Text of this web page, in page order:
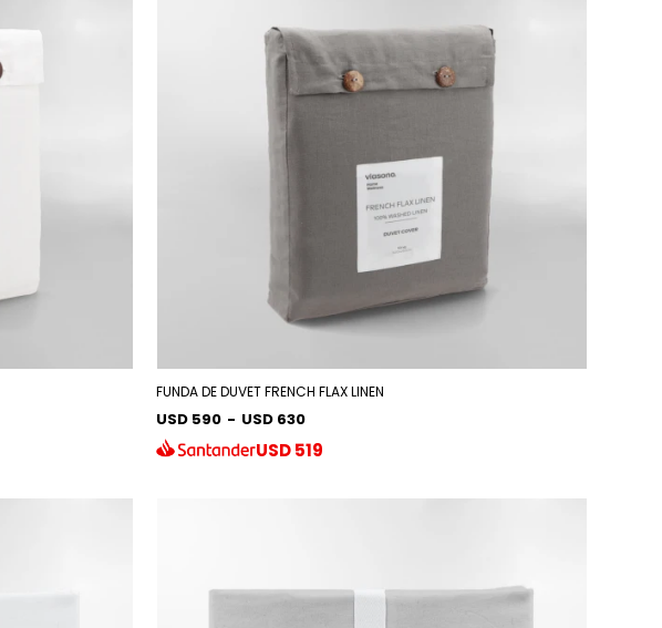
FUNDA DE DUVET FRENCH FLAX LINEN
USD 590 - USD 630
USD519